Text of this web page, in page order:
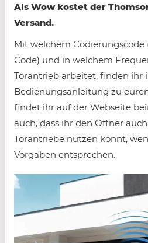
Als Wow kostet der
Versand.
Mit welchem Codierungscode
Code) und in welchem
Torantrieb arbeitet, finden ihr
Bedienungsanleitung zu
findet ihr auf der Webseite
auch, dass ihr den Öffner
Torantriebe nutzen könnt,
Vorgaben entsprechen.